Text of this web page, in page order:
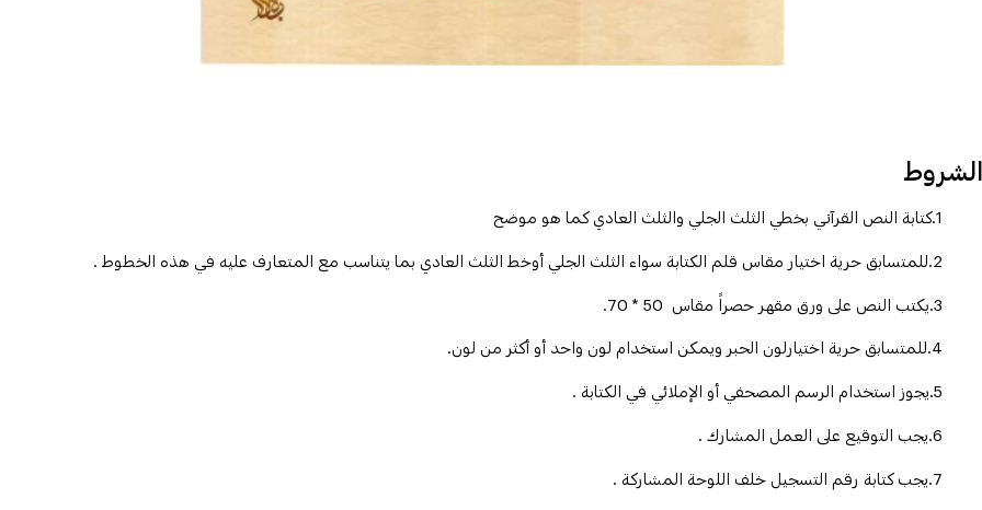
الشروط
1.كتابة النص القرآني بخطي الثلث الجلي والثلث العادي كما هو موضح
2.للمتسابق حرية اختيار مقاس قلم الكتابة سواء الثلث الجلي أوخط الثلث العادي بما يتناسب مع المتعارف عليه في هذه الخطوط .
3.يكتب النص على ورق مقهر حصراً مقاس 50 * 70.
4.للمتسابق حرية اختيارلون الحبر ويمكن استخدام لون واحد أو أكثر من لون.
5.يجوز استخدام الرسم المصحفي أو الإملائي في الكتابة .
6.يجب التوقيع على العمل المشارك .
7.يجب كتابة رقم التسجيل خلف اللوحة المشاركة .